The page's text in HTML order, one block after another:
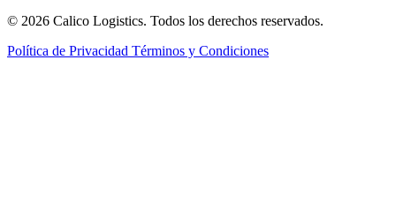
© 2026 Calico Logistics. Todos los derechos reservados.
Política de Privacidad Términos y Condiciones